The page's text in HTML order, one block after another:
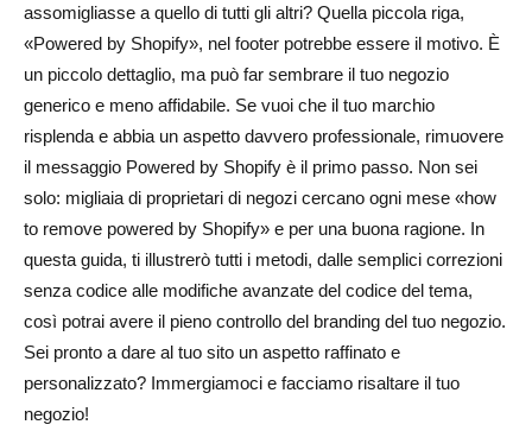
Risoluzione dei problemi e domande frequenti
Perché il tag «Powered by Shopify» non scompare?
Puoi sostituirlo con testo o link personalizzati?
È consentito rimuovere il marchio Shopify?
Istruzioni specifiche per tema (Dawn, Brooklyn, Motion,
Suggerimenti aggiuntivi per un footer professionale di
Shopify
Ottimizzazione del piè di pagina per la SEO
Procedure consigliate per la progettazione del piè di
assomigliasse a quello di tutti gli altri? Quella piccola riga,
«Powered by Shopify», nel footer potrebbe essere il motivo. È
un piccolo dettaglio, ma può far sembrare il tuo negozio
generico e meno affidabile. Se vuoi che il tuo marchio
risplenda e abbia un aspetto davvero professionale, rimuovere
il messaggio Powered by Shopify è il primo passo. Non sei
solo: migliaia di proprietari di negozi cercano ogni mese «how
to remove powered by Shopify» e per una buona ragione. In
questa guida, ti illustrerò tutti i metodi, dalle semplici correzioni
senza codice alle modifiche avanzate del codice del tema,
così potrai avere il pieno controllo del branding del tuo negozio.
Sei pronto a dare al tuo sito un aspetto raffinato e
personalizzato? Immergiamoci e facciamo risaltare il tuo
negozio!